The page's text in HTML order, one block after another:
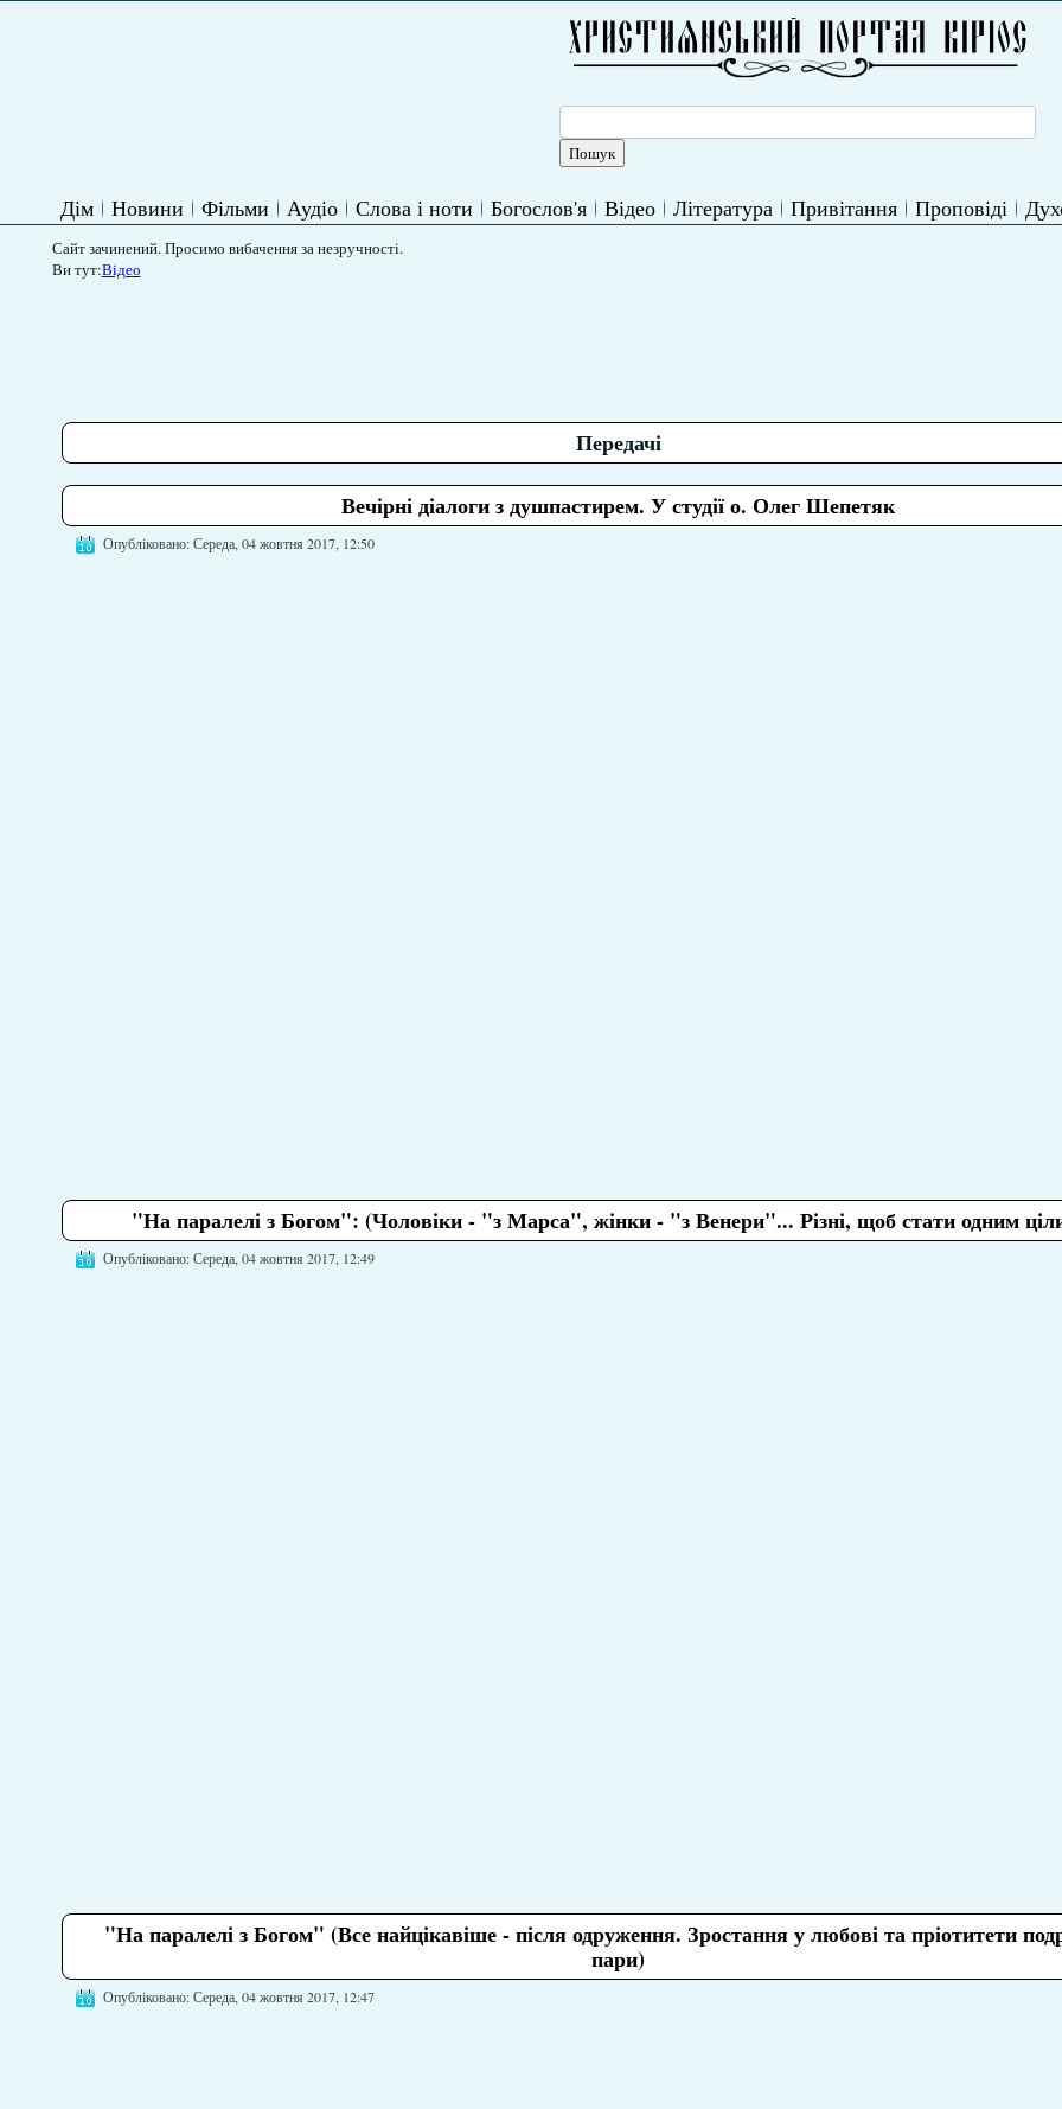
Дім Новини Фільми Аудіо Слова і ноти Богослов'я Відео Література Привітання Проповіді
Сайт зачинений. Просимо вибачення за незручності.
Ви тут:Відео
Передачі
Вечірні діалоги з душпастирем. У студії о. Олег Шепетяк
Опубліковано: Середа, 04 жовтня 2017, 12:50
"На паралелі з Богом": (Чоловіки - "з Марса", жінки - "з Венери"... Різні, щоб стати одним
Опубліковано: Середа, 04 жовтня 2017, 12:49
"На паралелі з Богом" (Все найцікавіше - після одруження. Зростання у любові та пріотитети
пари)
Опубліковано: Середа, 04 жовтня 2017, 12:47